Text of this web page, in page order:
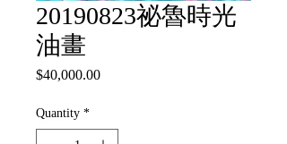
20190823祕魯時光
油畫
$40,000.00Price
Quantity *